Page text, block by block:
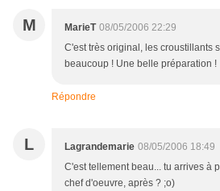
M MarieT 08/05/2006 22:29
C'est très original, les croustillants
beaucoup ! Une belle préparation !
Répondre
L Lagrandemarie 08/05/2006 18:49
C'est tellement beau... tu arrives à
chef d'oeuvre, après ? ;o)